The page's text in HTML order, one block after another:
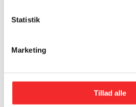
Statistik
Marketing
Tillad alle
PartnerService skal sikre pletfrie
til SATS’ mange besøgende. […]
Read more